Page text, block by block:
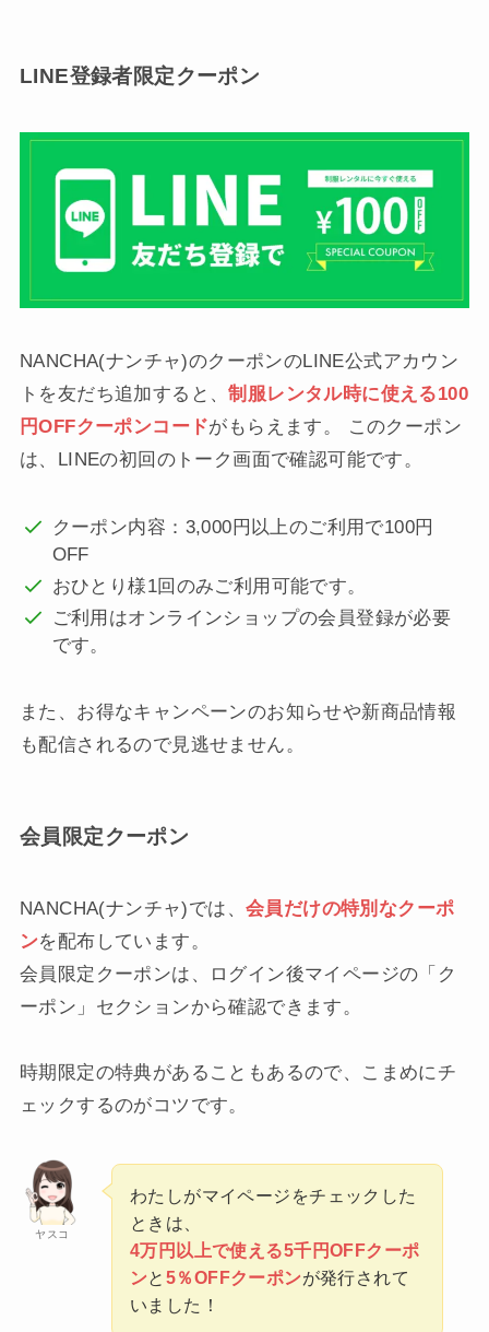
LINE登録者限定クーポン
NANCHA(ナンチャ)のクーポンのLINE公式アカウン
トを友だち追加すると、制服レンタル時に使える100
円OFFクーポンコードがもらえます。 このクーポン
は、LINEの初回のトーク画面で確認可能です。
クーポン内容：3,000円以上のご利用で100円
OFF
おひとり様1回のみご利用可能です。
ご利用はオンラインショップの会員登録が必要
です。
また、お得なキャンペーンのお知らせや新商品情報
も配信されるので見逃せません。
会員限定クーポン
NANCHA(ナンチャ)では、 会員だけの特別なクーポ
ンを配布しています。
会員限定クーポンは、ログイン後マイページの「ク
ーポン」セクションから確認できます。
時期限定の特典があることもあるので、こまめにチ
ェックするのがコツです。
ヤスコ
わたしがマイページをチェックした
ときは、
4万円以上で使える5千円OFFクーポ
ンと 5％OFFクーポンが発行されて
いました！